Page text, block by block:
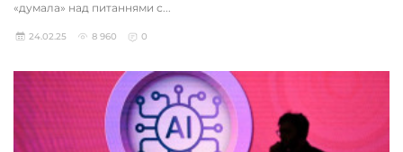
«думала» над питаннями с...
24.02.25 8 960 0